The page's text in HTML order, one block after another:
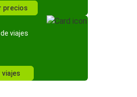
precios
viajes
viajes